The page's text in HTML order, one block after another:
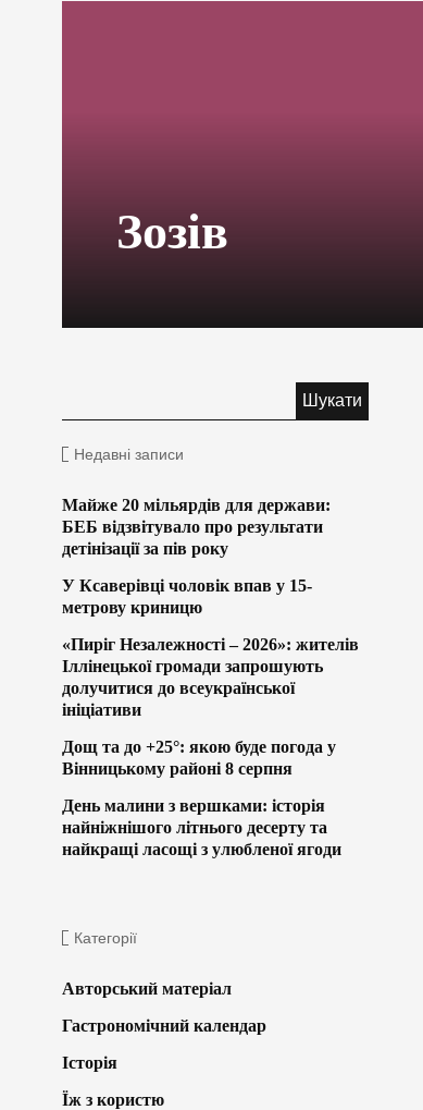
Зозів
Недавні записи
Майже 20 мільярдів для держави:
БЕБ відзвітувало про результати
детінізації за пів року
У Ксаверівці чоловік впав у 15-
метрову криницю
«Пиріг Незалежності – 2026»: жителів
Іллінецької громади запрошують
долучитися до всеукраїнської
ініціативи
Дощ та до +25°: якою буде погода у
Вінницькому районі 8 серпня
День малини з вершками: історія
найніжнішого літнього десерту та
найкращі ласощі з улюбленої ягоди
Категорії
Авторський матеріал
Гастрономічний календар
Історія
Їж з користю